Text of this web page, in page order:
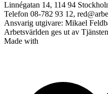
Linnégatan 14, 114 94
Telefon 08-782 93 12,
Ansvarig utgivare: Mikael
Arbetsvärlden ges ut av
Made with